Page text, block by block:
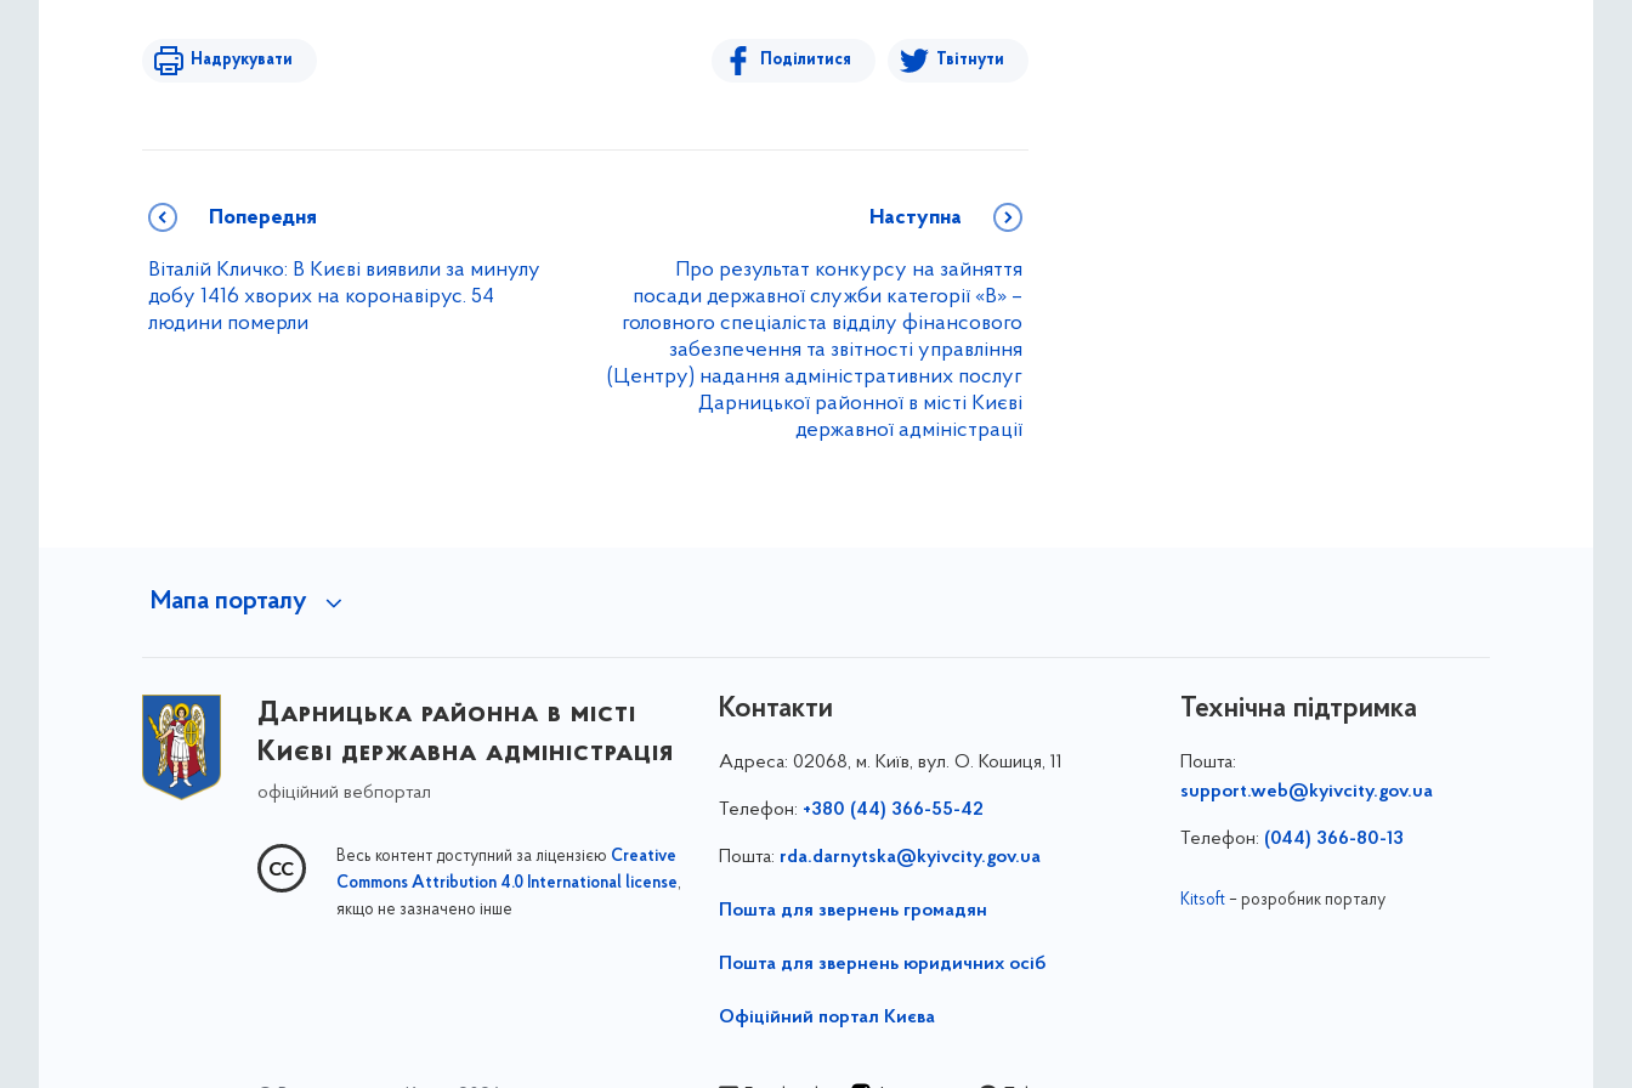
Надрукувати Поділитися Твітнути
Попередня
Віталій Кличко: В Києві виявили за минулу
добу 1416 хворих на коронавірус. 54
людини померли
Наступна
Про результат конкурсу на зайняття
посади державної служби категорії «В» –
головного спеціаліста відділу фінансового
забезпечення та звітності управління
(Центру) надання адміністративних послуг
Дарницької районної в місті Києві
державної адміністрації
Мапа порталу
Дарницька районна в місті
Києві державна адміністрація
офіційний вебпортал
Весь контент доступний за ліцензією Creative
Commons Attribution 4.0 International license,
якщо не зазначено інше
Контакти
Адреса: 02068, м. Київ, вул. О. Кошиця, 11
Телефон: +380 (44) 366-55-42
Пошта: rda.darnytska@kyivcity.gov.ua
Пошта для звернень громадян
Пошта для звернень юридичних осіб
Офіційний портал Києва
Технічна підтримка
Пошта:
support.web@kyivcity.gov.ua
Телефон: (044) 366-80-13
Kitsoft– розробник порталу